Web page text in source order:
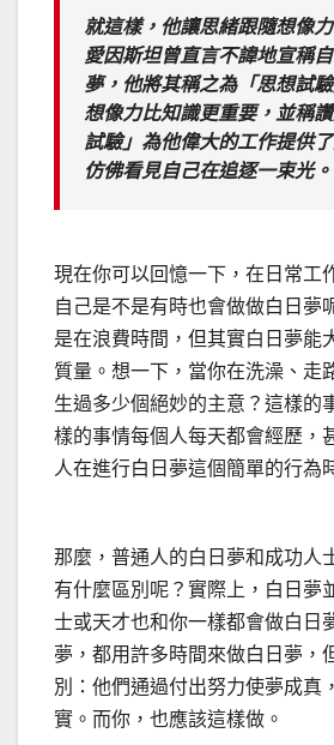
就這樣，他讓思緒跟隨想像
愛因斯坦曾直言不諱地宣稱
夢，他將其稱之為「思想試
想像力比知識更重要，並稱
試驗」為他偉大的工作提供
仿佛看見自己在追逐一束光。
現在你可以回憶一下，在日常工
自己是不是有時也會做做白日夢
是在浪費時間，但其實白日夢能
質量。想一下，當你在洗澡、走
生過多少個絕妙的主意？這樣的
樣的事情每個人每天都會經歷，
人在進行白日夢這個簡單的行為
那麼，普通人的白日夢和成功人
有什麼區別呢？實際上，白日夢
士或天才也和你一樣都會做白日
夢，都用許多時間來做白日夢，
別：他們通過付出努力使夢成真
實。而你，也應該這樣做。